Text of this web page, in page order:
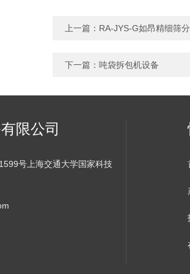
上一篇： RA-JYS-G如昂精细筛
下一篇： 吨袋拆包机设备
限公司
号上海交通大学国家科技